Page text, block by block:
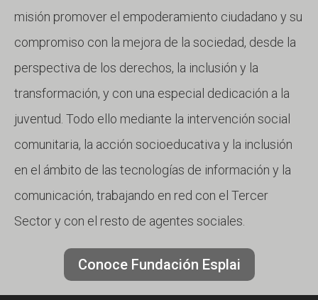
misión promover el empoderamiento ciudadano y su
compromiso con la mejora de la sociedad, desde la
perspectiva de los derechos, la inclusión y la
transformación, y con una especial dedicación a la
juventud. Todo ello mediante la intervención social
comunitaria, la acción socioeducativa y la inclusión
en el ámbito de las tecnologías de información y la
comunicación, trabajando en red con el Tercer
Sector y con el resto de agentes sociales.
Conoce Fundación Esplai